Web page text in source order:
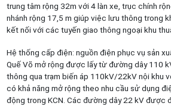
trung tâm rộng 32m với 4 làn xe, trục chính
nhánh rộng 17,5 m giúp việc lưu thông trong
kết nối với các tuyến giao thông ngoại khu
Hệ thống cấp điện: nguồn điện phục vụ sản
Quế Võ mở rộng được lấy từ đường dây 110
thông qua trạm biến áp 110kV/22kV nội khu
có khả năng mở rộng theo nhu cầu sử dụng
động trong KCN. Các đường dây 22 kV được